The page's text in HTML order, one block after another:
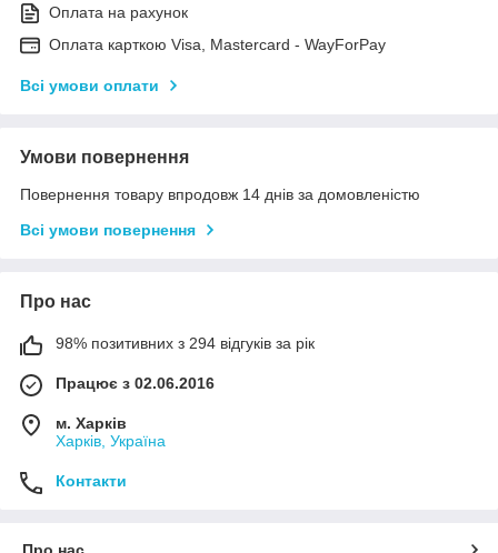
Оплата на рахунок
Оплата карткою Visa, Mastercard - WayForPay
Всі умови оплати
Умови повернення
Повернення товару впродовж 14 днів за домовленістю
Всі умови повернення
Про нас
98% позитивних з 294 відгуків за рік
Працює з 02.06.2016
м. Харків
Харків, Україна
Контакти